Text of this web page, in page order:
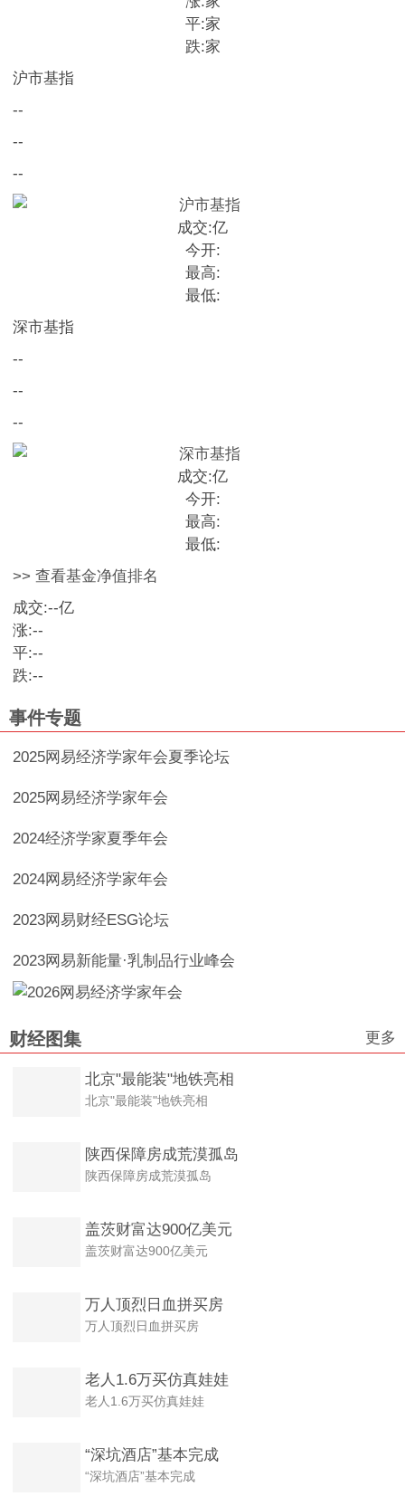
平:家
跌:家
沪市基指
--
--
--
成交:亿
今开:
最高:
最低:
深市基指
--
--
--
成交:亿
今开:
最高:
最低:
>> 查看基金净值排名
成交:--亿
涨:--
平:--
跌:--
事件专题
2025网易经济学家年会夏季论坛
2025网易经济学家年会
2024经济学家夏季年会
2024网易经济学家年会
2023网易财经ESG论坛
2023网易新能量·乳制品行业峰会
财经图集 更多
北京"最能装"地铁亮相
北京"最能装"地铁亮相
陕西保障房成荒漠孤岛
陕西保障房成荒漠孤岛
盖茨财富达900亿美元
盖茨财富达900亿美元
万人顶烈日血拼买房
万人顶烈日血拼买房
老人1.6万买仿真娃娃
老人1.6万买仿真娃娃
“深坑酒店”基本完成
“深坑酒店”基本完成